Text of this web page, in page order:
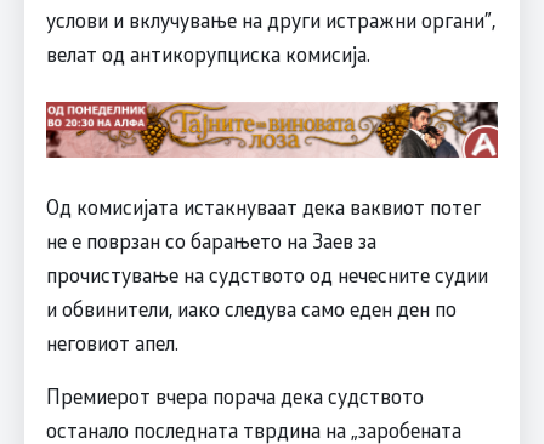
услови и вклучување на други истражни органи”,
велат од антикорупциска комисија.
Од комисијата истакнуваат дека ваквиот потег
не е поврзан со барањето на Заев за
прочистување на судството од нечесните судии
и обвинители, иако следува само еден ден по
неговиот апел.
Премиерот вчера порача дека судството
останало последната тврдина на „заробената